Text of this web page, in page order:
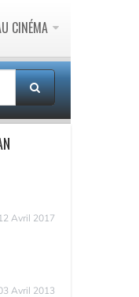
CINÉMA
Avril 2017
Avril 2013